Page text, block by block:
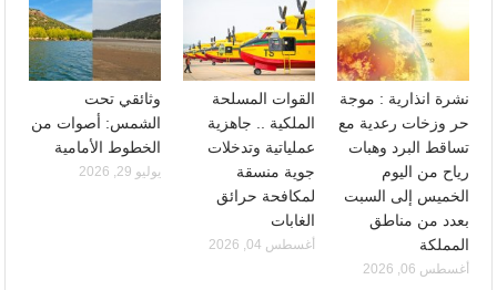
نشرة انذارية : موجة
حر وزخات رعدية مع
تساقط البرد وهبات
رياح من اليوم
الخميس إلى السبت
بعدد من مناطق
المملكة
أغسطس 06, 2026
القوات المسلحة
الملكية .. جاهزية
عملياتية وتدخلات
جوية منسقة
لمكافحة حرائق
الغابات
أغسطس 04, 2026
وثائقي تحت
الشمس: أصوات من
الخطوط الأمامية
يوليو 29, 2026